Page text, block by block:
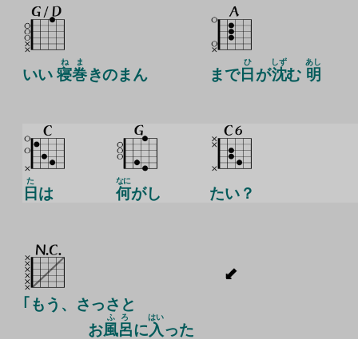
いい 寝
ね
巻
ま
きのまん まで日
ひ
が沈
しず
む 明
あし
日
た
は 何
なに
がし たい？
｢もう、さっさと
お風呂
ふろ
に入
はい
った